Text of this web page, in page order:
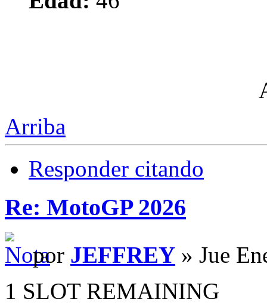
Arriba
Responder citando
Re: MotoGP 2026
por JEFFREY » Jue
1 SLOT REMAINING